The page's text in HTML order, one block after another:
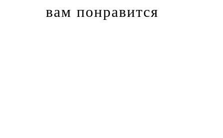
вам понравится